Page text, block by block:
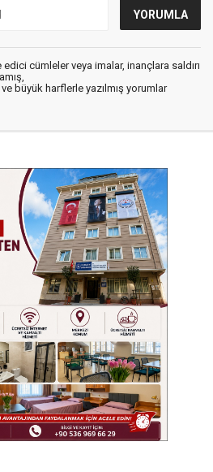
cümleler veya imalar, inançlara saldırı
büyük harflerle yazılmış yorumlar